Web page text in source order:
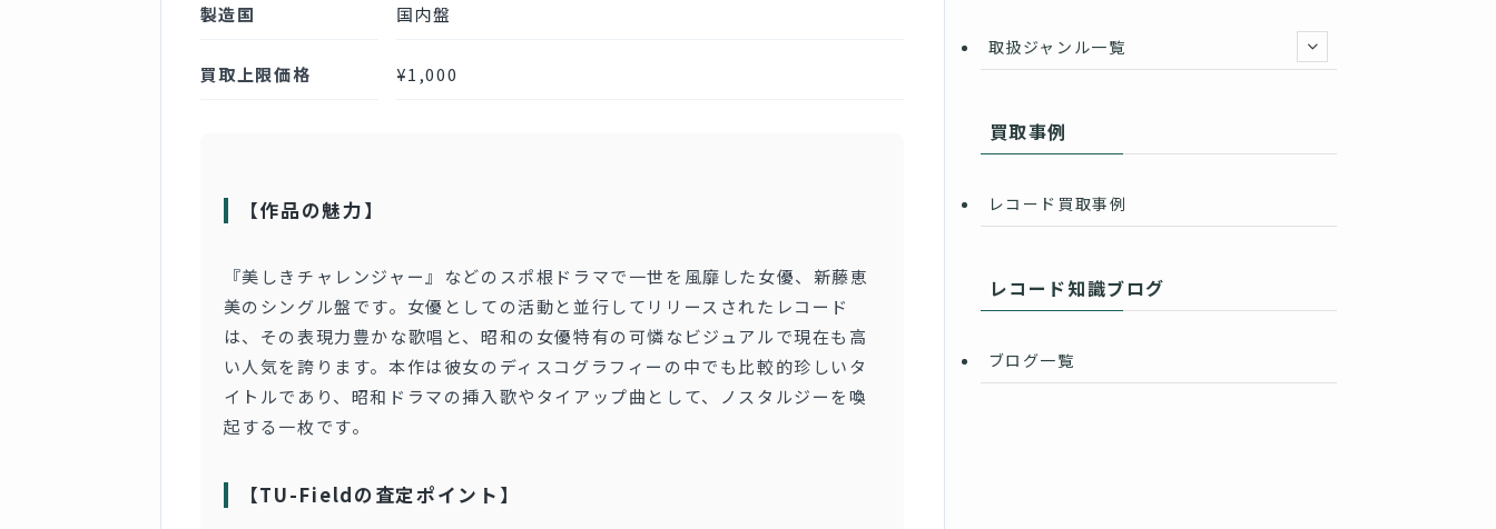
製造国 国内盤
買取上限価格 ¥1,000
【作品の魅力】
『美しきチャレンジャー』などのスポ根ドラマで一世を風靡した女優、新藤恵
美のシングル盤です。女優としての活動と並行してリリースされたレコード
は、その表現力豊かな歌唱と、昭和の女優特有の可憐なビジュアルで現在も高
い人気を誇ります。本作は彼女のディスコグラフィーの中でも比較的珍しいタ
イトルであり、昭和ドラマの挿入歌やタイアップ曲として、ノスタルジーを喚
起する一枚です。
【TU-Fieldの査定ポイント】
取扱ジャンル一覧
買取事例
レコード買取事例
レコード知識ブログ
ブログ一覧